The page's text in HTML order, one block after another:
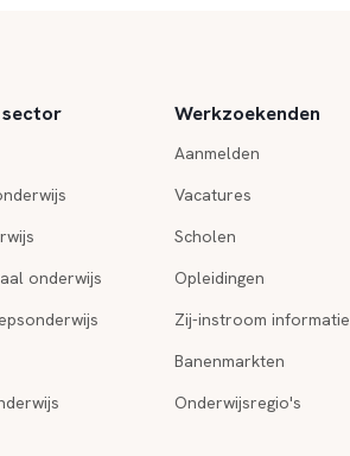
sector
onderwijs
Werkzoekenden
Aanmelden
Vacatures
Scholen
Opleidingen
Zij-instroom informatie
Banenmarkten
Onderwijsregio's